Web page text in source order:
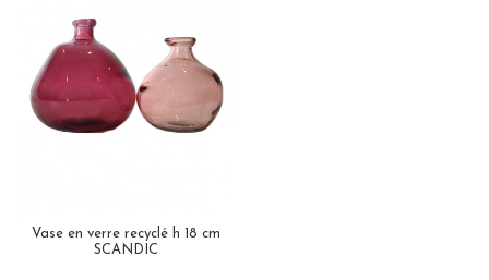
Vase en verre recyclé h 18 cm
SCANDIC